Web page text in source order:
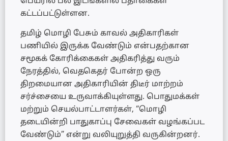
கட்டப்பட்டுள்ளன.
தமிழ் மொழி பேசும் காவல் அதிகாரிகள்
பணியில் இருக்க வேண்டும் என்பதற்கான
சமூகக் கோரிக்கைகள் அதிகரித்து வரும்
நேரத்தில், வெதகெதர் போன்ற ஒரு
திறமையான அதிகாரியின் திடீர் மாற்றம்
சர்ச்சையை உருவாக்கியுள்ளது. பொதுமக்கள்
மற்றும் செயல்பாட்டாளர்கள், “மொழி
தடையின்றி பாதுகாப்பு சேவைகள் வழங்கப்பட
வேண்டும்” என்று வலியுறுத்தி வருகின்றனர்.